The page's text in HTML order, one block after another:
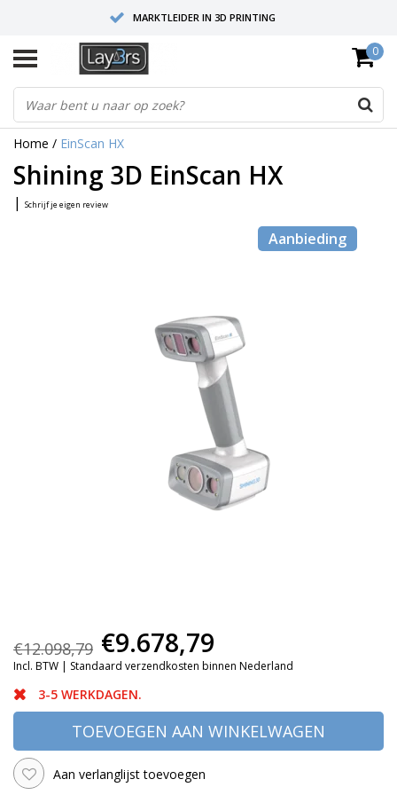
MARKTLEIDER IN 3D PRINTING
HOOGWAARDIGE SERVICE EN SUPPORT
FYSIEKE SHOWROOMS
0
Home / EinScan HX
Shining 3D EinScan HX
| Schrijf je eigen review
Aanbieding
€12.098,79 €9.678,79
Incl. BTW | Standaard verzendkosten binnen Nederland
3-5 WERKDAGEN.
TOEVOEGEN AAN WINKELWAGEN
Aan verlanglijst toevoegen